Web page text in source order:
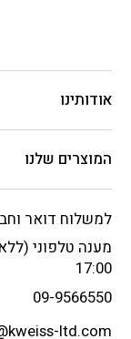
אודותינו
המוצרים שלנו
למשלוח דואר וחבילות: אבא
17:00
09-9566550
ltd.com